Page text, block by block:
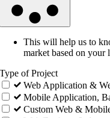
This will help us to
market based on your
Type of Project
Web Application &
Mobile Application,
Custom Web &